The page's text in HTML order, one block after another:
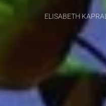
ELISABETH KAPRAL